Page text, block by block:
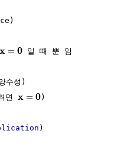
x = 0 일 때 뿐 임
수성)
면
x = 0)
)